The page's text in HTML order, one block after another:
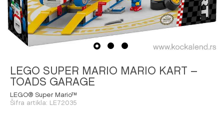
1 2 3
LEGO SUPER MARIO MARIO KART –
TOADS GARAGE
LEGO® Super Mario™
Šifra artikla:LE72035